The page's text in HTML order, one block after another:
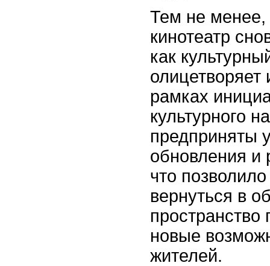
Тем не менее,
кинотеатр
как
олицетворяет
рамках
культурного
предприняты
обновления и
что
вернуться в
пространство
новые
жителей.